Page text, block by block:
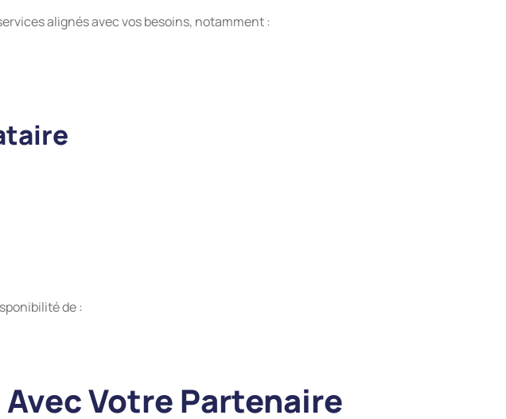
alignés avec vos besoins, notamment :
de :
Votre Partenaire